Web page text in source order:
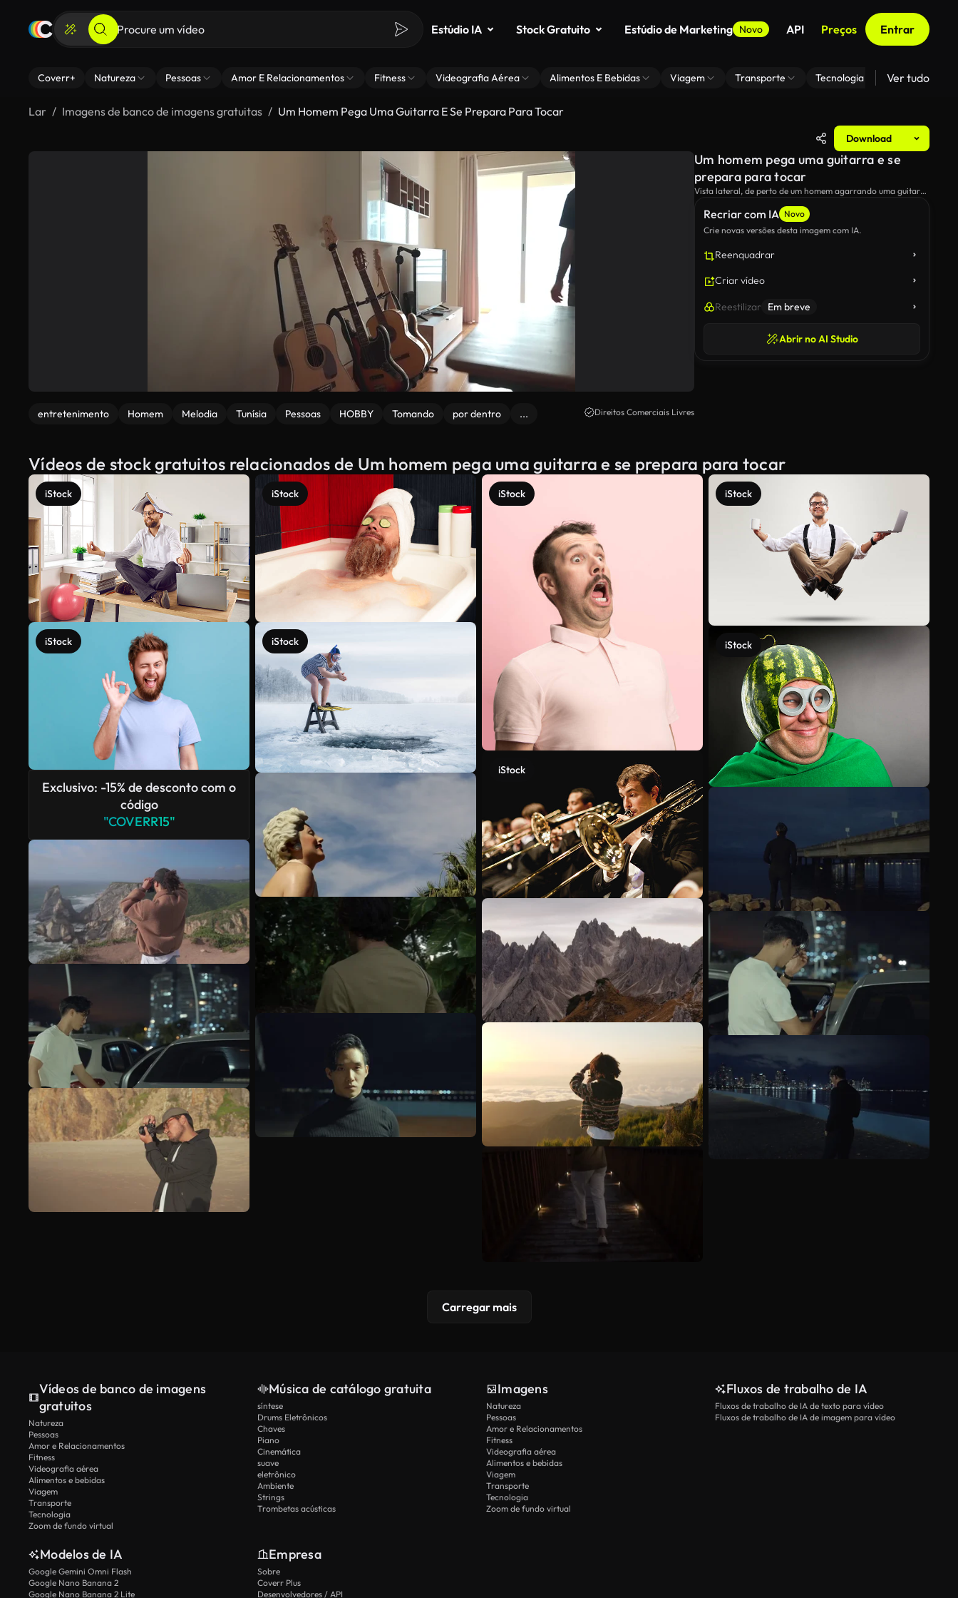
Estúdio IA Stock Gratuito Estúdio de Marketing Novo API Preços Entrar
Coverr+ Natureza Pessoas Amor E Relacionamentos Fitness Videografia Aérea Alimentos E Bebidas Viagem Transporte Tecnologia Zoom De
Ver tudo
Lar Imagens de banco de imagens gratuitas Um Homem Pega Uma Guitarra E Se Prepara Para Tocar
Download
entretenimento Homem Melodia Tunísia Pessoas HOBBY Tomando por dentro ... Direitos Comerciais Livres
Recriar com IA Novo
Crie novas versões desta imagem com IA.
Reenquadrar
Criar vídeo
Reestilizar Em breve
Abrir no AI Studio
Um homem pega uma guitarra e se
prepara para tocar
Vista lateral, de perto de um homem agarrando uma guitarra
Vídeos de stock gratuitos relacionados de Um homem pega uma guitarra e se prepara para tocar
iStock
iStock
Exclusivo: -15% de desconto com o
código
"COVERR15"
iStock
iStock
iStock
iStock
iStock
iStock
Veja mais
Carregar mais
Vídeos de banco de imagens
gratuitos
Natureza
Pessoas
Amor e Relacionamentos
Fitness
Videografia aérea
Alimentos e bebidas
Viagem
Transporte
Tecnologia
Zoom de fundo virtual
Música de catálogo gratuita
síntese
Drums Eletrônicos
Chaves
Piano
Cinemática
suave
eletrônico
Ambiente
Strings
Trombetas acústicas
Imagens
Natureza
Pessoas
Amor e Relacionamentos
Fitness
Videografia aérea
Alimentos e bebidas
Viagem
Transporte
Tecnologia
Zoom de fundo virtual
Fluxos de trabalho de IA
Fluxos de trabalho de IA de texto para vídeo
Fluxos de trabalho de IA de imagem para vídeo
Modelos de IA
Google Gemini Omni Flash
Google Nano Banana 2
Google Nano Banana 2 Lite
Empresa
Sobre
Coverr Plus
Desenvolvedores / API